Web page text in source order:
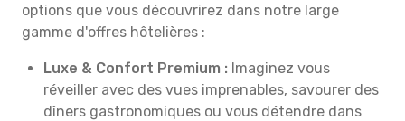
options que vous découvrirez dans notre large
gamme d'offres hôtelières :
Luxe & Confort Premium : Imaginez vous
réveiller avec des vues imprenables, savourer des
dîners gastronomiques ou vous détendre dans